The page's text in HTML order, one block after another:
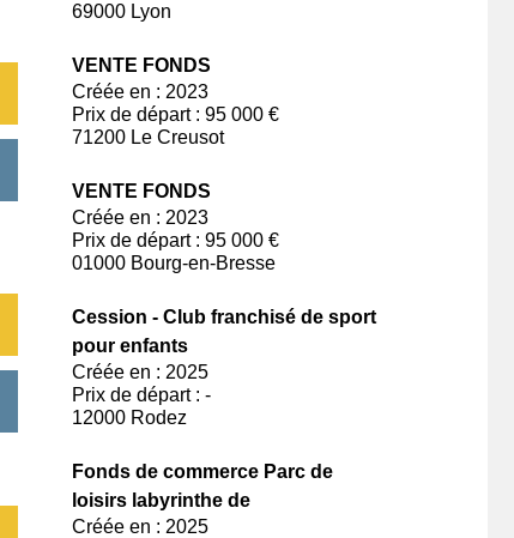
69000 Lyon
VENTE FONDS
Créée en : 2023
Prix de départ : 95 000 €
71200 Le Creusot
VENTE FONDS
Créée en : 2023
Prix de départ : 95 000 €
01000 Bourg-en-Bresse
Cession - Club franchisé de sport
pour enfants
Créée en : 2025
Prix de départ : -
12000 Rodez
Fonds de commerce Parc de
loisirs labyrinthe de
Créée en : 2025